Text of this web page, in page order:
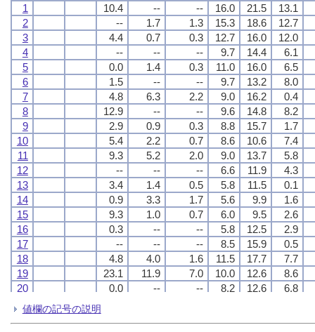
1
10.4 -- -- 16.0 21.5
13.1
2
-- 1.7 1.3 15.3 18.6
12.7
3
4.4 0.7 0.3 12.7 16.0
12.0
4
-- -- -- 9.7 14.4
6.1
5
0.0 1.4 0.3 11.0 16.0
6.5
6
1.5 -- -- 9.7 13.2
8.0
7
4.8 6.3 2.2 9.0 16.2
0.4
8
12.9 -- -- 9.6 14.8
8.2
9
2.9 0.9 0.3 8.8 15.7
1.7
10
5.4 2.2 0.7 8.6 10.6
7.4
11
9.3 5.2 2.0 9.0 13.7
5.8
12
-- -- -- 6.6 11.9
4.3
13
3.4 1.4 0.5 5.8 11.5
0.1
14
0.9 3.3 1.7 5.6 9.9
1.6
15
9.3 1.0 0.7 6.0 9.5
2.6
16
0.3 -- -- 5.8 12.5
2.9
17
-- -- -- 8.5 15.9
0.5
18
4.8 4.0 1.6 11.5 17.7
7.7
19
23.1 11.9 7.0 10.0 12.6
8.6
20
0.0 -- -- 8.2 12.6
6.8
21
22
1
10.4 -- -- 16.0 21.5
13.1
2
-- 1.7 1.3 15.3 18.6
12.7
3
4.4 0.7 0.3 12.7 16.0
12.0
4
-- -- -- 9.7 14.4
6.1
5
0.0 1.4 0.3 11.0 16.0
6.5
6
1.5 -- -- 9.7 13.2
8.0
7
4.8 6.3 2.2 9.0 16.2
0.4
8
12.9 -- -- 9.6 14.8
8.2
9
2.9 0.9 0.3 8.8 15.7
1.7
10
5.4 2.2 0.7 8.6 10.6
7.4
11
9.3 5.2 2.0 9.0 13.7
5.8
12
-- -- -- 6.6 11.9
4.3
13
3.4 1.4 0.5 5.8 11.5
0.1
14
0.9 3.3 1.7 5.6 9.9
1.6
15
9.3 1.0 0.7 6.0 9.5
2.6
16
0.3 -- -- 5.8 12.5
2.9
17
-- -- -- 8.5 15.9
0.5
18
4.8 4.0 1.6 11.5 17.7
7.7
19
23.1 11.9 7.0 10.0 12.6
8.6
20
0.0 -- -- 8.2 12.6
6.8
21
22
1
10.4 -- -- 16.0 21.5
13.1
2
-- 1.7 1.3 15.3 18.6
12.7
3
4.4 0.7 0.3 12.7 16.0
12.0
4
-- -- -- 9.7 14.4
6.1
5
0.0 1.4 0.3 11.0 16.0
6.5
6
1.5 -- -- 9.7 13.2
8.0
7
4.8 6.3 2.2 9.0 16.2
0.4
8
12.9 -- -- 9.6 14.8
8.2
9
2.9 0.9 0.3 8.8 15.7
1.7
10
5.4 2.2 0.7 8.6 10.6
7.4
11
9.3 5.2 2.0 9.0 13.7
5.8
12
-- -- -- 6.6 11.9
4.3
13
3.4 1.4 0.5 5.8 11.5
0.1
14
0.9 3.3 1.7 5.6 9.9
1.6
15
9.3 1.0 0.7 6.0 9.5
2.6
16
0.3 -- -- 5.8 12.5
2.9
17
-- -- -- 8.5 15.9
0.5
18
4.8 4.0 1.6 11.5 17.7
7.7
19
23.1 11.9 7.0 10.0 12.6
8.6
20
0.0 -- -- 8.2 12.6
6.8
21
22
1
10.4 -- -- 16.0 21.5
13.1
2
-- 1.7 1.3 15.3 18.6
12.7
3
4.4 0.7 0.3 12.7 16.0
12.0
4
-- -- -- 9.7 14.4
6.1
5
0.0 1.4 0.3 11.0 16.0
6.5
6
1.5 -- -- 9.7 13.2
8.0
7
4.8 6.3 2.2 9.0 16.2
0.4
8
12.9 -- -- 9.6 14.8
8.2
9
2.9 0.9 0.3 8.8 15.7
1.7
10
5.4 2.2 0.7 8.6 10.6
7.4
11
9.3 5.2 2.0 9.0 13.7
5.8
12
-- -- -- 6.6 11.9
4.3
13
3.4 1.4 0.5 5.8 11.5
0.1
14
0.9 3.3 1.7 5.6 9.9
1.6
15
9.3 1.0 0.7 6.0 9.5
2.6
16
0.3 -- -- 5.8 12.5
2.9
17
-- -- -- 8.5 15.9
0.5
18
4.8 4.0 1.6 11.5 17.7
7.7
19
23.1 11.9 7.0 10.0 12.6
8.6
20
0.0 -- -- 8.2 12.6
6.8
21
22
値欄の記号の説明